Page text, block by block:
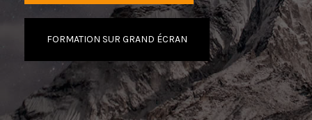
FORMATION SUR GRAND ÉCRAN